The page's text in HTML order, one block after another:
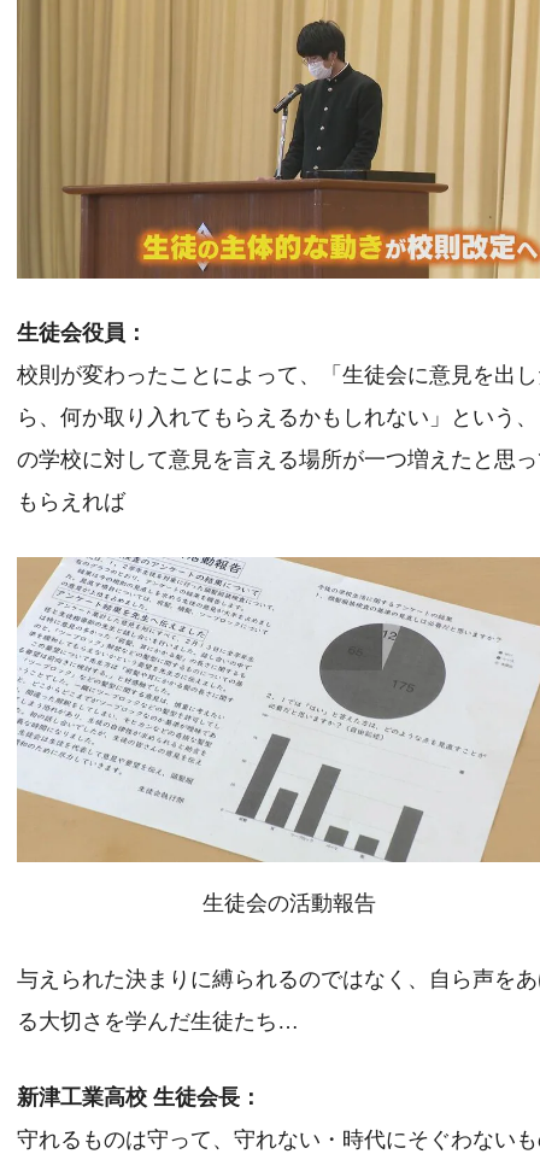
生徒会役員：
校則が変わったことによって、「生徒会に意見を出
ら、何か取り入れてもらえるかもしれない」という
の学校に対して意見を言える場所が一つ増えたと思
もらえれば
生徒会の活動報告
与えられた決まりに縛られるのではなく、自ら声を
る大切さを学んだ生徒たち…
新津工業高校 生徒会長：
守れるものは守って、守れない・時代にそぐわない